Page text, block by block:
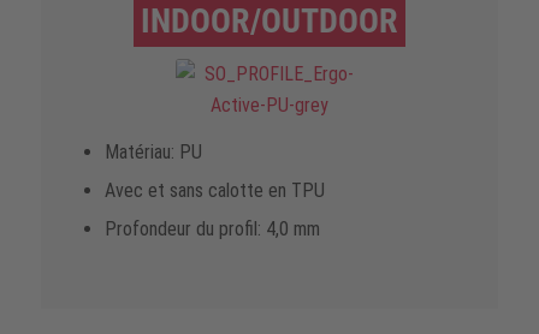
INDOOR/OUTDOOR
Matériau: PU
Avec et sans calotte en TPU
Profondeur du profil: 4,0 mm